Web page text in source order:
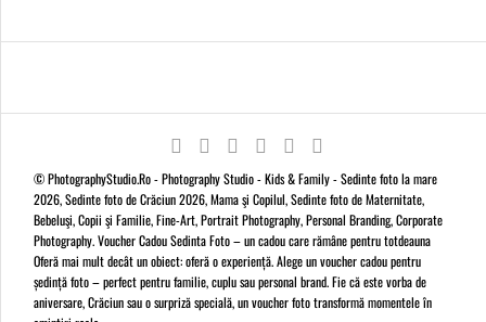
© PhotographyStudio.Ro - Photography Studio - Kids & Family - Sedinte foto la mare
2026, Sedinte foto de Crăciun 2026, Mama şi Copilul, Sedinte foto de Maternitate,
Bebeluşi, Copii şi Familie, Fine-Art, Portrait Photography, Personal Branding, Corporate
Photography. Voucher Cadou Sedinta Foto – un cadou care rămâne pentru totdeauna
Oferă mai mult decât un obiect: oferă o experiență. Alege un voucher cadou pentru
ședință foto – perfect pentru familie, cuplu sau personal brand. Fie că este vorba de
aniversare, Crăciun sau o surpriză specială, un voucher foto transformă momentele în